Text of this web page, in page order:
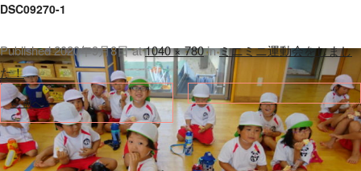
DSC09270-1
Published2020年9月8日at1040 × 780inミニミニ運動会をしまし
た！.
← 前へ